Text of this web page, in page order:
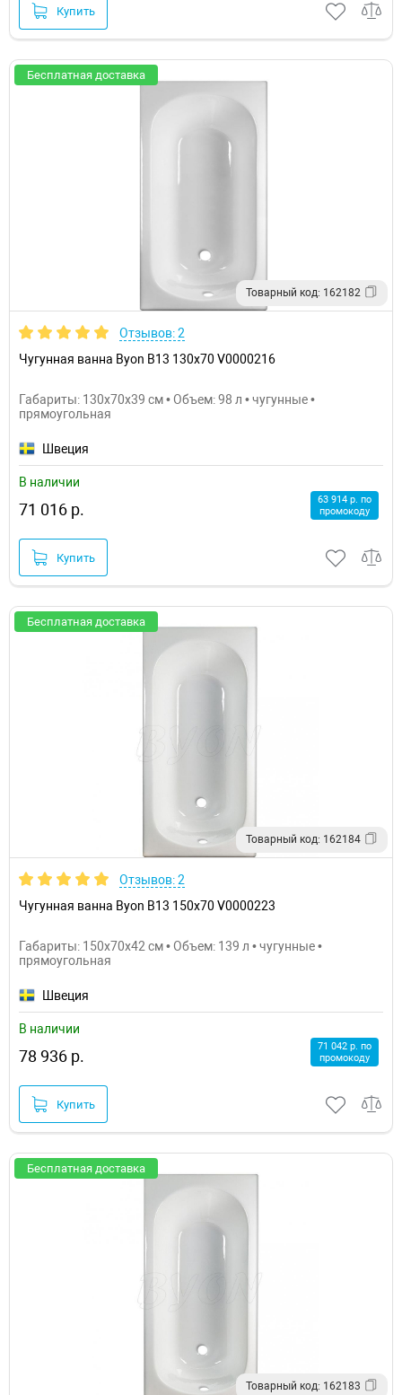
Купить
Бесплатная доставка
Товарный код: 162182
Отзывов: 2
Чугунная ванна Byon B13 130x70 V0000216
Габариты: 130x70x39 см • Объем: 98 л • чугунные •
прямоугольная
Швеция
В наличии
71 016 р.
63 914 р. по
промокоду
Купить
Бесплатная доставка
Товарный код: 162184
Отзывов: 2
Чугунная ванна Byon B13 150x70 V0000223
Габариты: 150x70x42 см • Объем: 139 л • чугунные •
прямоугольная
Швеция
В наличии
78 936 р.
71 042 р. по
промокоду
Купить
Бесплатная доставка
Товарный код: 162183